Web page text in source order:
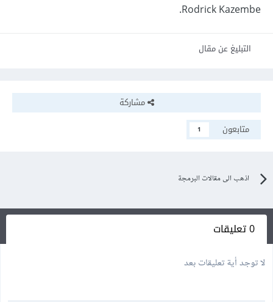
Rodrick Kazembe.
التبليغ عن مقال
مشاركة
متابعون
1
اذهب الى مقالات البرمجة
0 تعليقات
لا توجد أية تعليقات بعد